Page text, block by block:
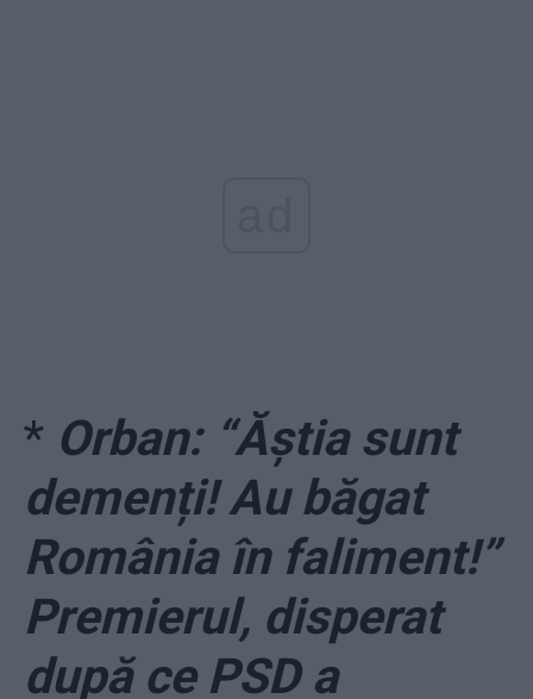
* Orban: “Ăștia sunt
demenți! Au băgat
România în faliment!”
Premierul, disperat
după ce PSD a